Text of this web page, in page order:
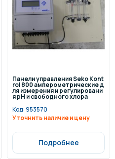
Панели управления Seko Kont
rol 800 амперометрические д
ля измерения и регулировани
я pH и свободного хлора
Код:953570
Уточнить наличие и цену
Подробнее